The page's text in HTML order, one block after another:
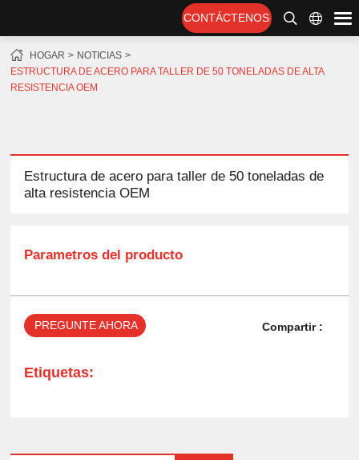
CONTÁCTENOS
HOGAR
NOTICIAS
ESTRUCTURA DE ACERO PARA TALLER DE 50 TONELADAS DE ALTA
RESISTENCIA OEM
Estructura de acero para taller de 50 toneladas de
alta resistencia OEM
Parametros del producto
PREGUNTE AHORA Compartir :
Etiquetas: